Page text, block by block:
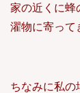
家の近くに蜂
濯物に寄って
ちなみに私の